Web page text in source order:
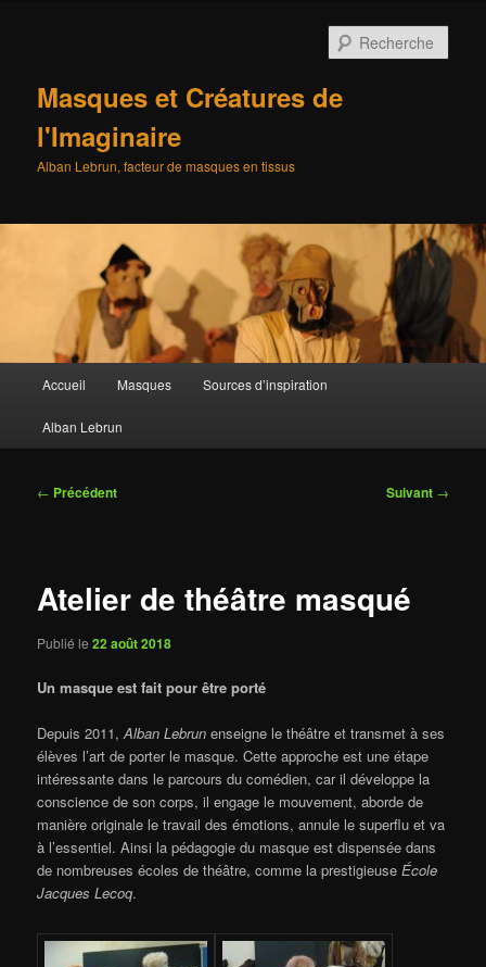
Masques et Créatures de
l'Imaginaire
Alban Lebrun, facteur de masques en tissus
Accueil Masques Sources d’inspiration
Alban Lebrun
Navigation
← Précédent Suivant →
Atelier de théâtre masqué
Publié le22 août 2018
Un masque est fait pour être porté
Depuis 2011,Alban Lebrun enseigne le théâtre et transmet à ses
élèves l’art de porter le masque. Cette approche est une étape
intéressante dans le parcours du comédien, car il développe la
conscience de son corps, il engage le mouvement, aborde de
manière originale le travail des émotions, annule le superflu et va
à l’essentiel. Ainsi la pédagogie du masque est dispensée dans
de nombreuses écoles de théâtre, comme la prestigieuseÉcole
Jacques Lecoq.